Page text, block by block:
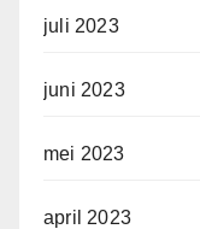
juli 2023
juni 2023
mei 2023
april 2023